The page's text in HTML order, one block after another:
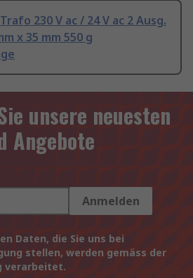
230 V ac / 24 V ac 2 Ausg.
x 35 mm 550 g
unsere neuesten
Angebote
Anmelden
Daten, die Sie uns bei
stellen, werden gemäss der
verarbeitet.